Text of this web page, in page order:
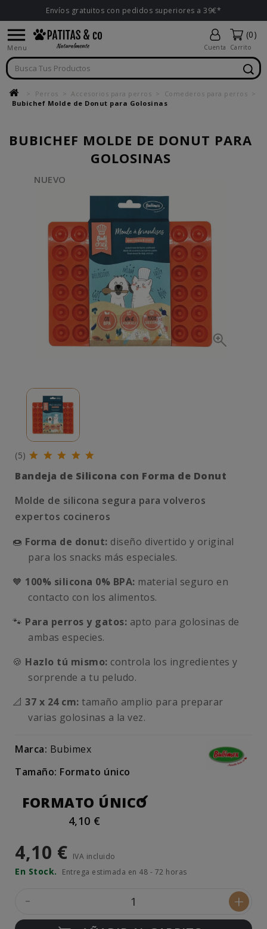
Envíos gratuitos con pedidos superiores a 39€*

Menu Cuenta
(0)
Carrito
Perros Accesorios para perros
Comederos para perros
Bubichef Molde de Donut para Golosinas
BUBICHEF MOLDE DE DONUT PARA
GOLOSINAS
NUEVO
(5)
Bandeja de Silicona con Forma de Donut
Molde de silicona segura para volveros
expertos cocineros
🍩 Forma de donut: diseño divertido y original
para los snacks más especiales.
🧡 100% silicona 0% BPA: material seguro en
contacto con los alimentos.
🐾 Para perros y gatos: apto para golosinas de
ambas especies.
🍪 Hazlo tú mismo: controla los ingredientes y
sorprende a tu peludo.
📐 37 x 24 cm: tamaño amplio para preparar
varias golosinas a la vez.
Marca: Bubimex
Tamaño: Formato único
FORMATO ÚNICO
4,10 €
4,10 € IVA incluido
En Stock. Entrega estimada en 48 - 72 horas
- +